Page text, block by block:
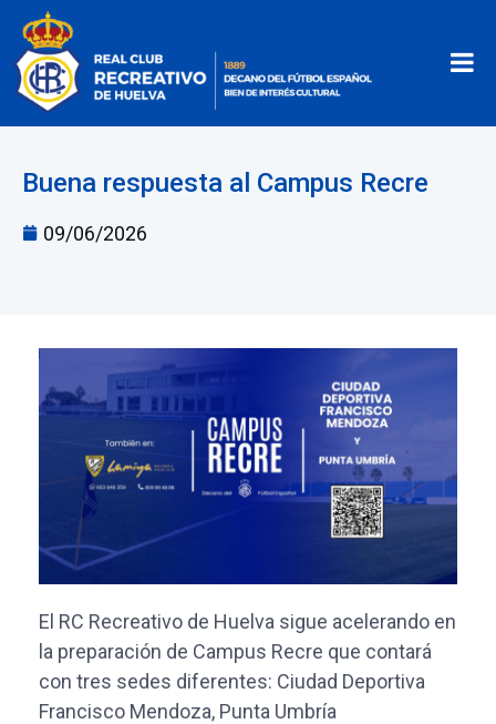
Buena respuesta al Campus Recre
09/06/2026
El RC Recreativo de Huelva sigue acelerando en
la preparación de Campus Recre que contará
con tres sedes diferentes: Ciudad Deportiva
Francisco Mendoza, Punta Umbría